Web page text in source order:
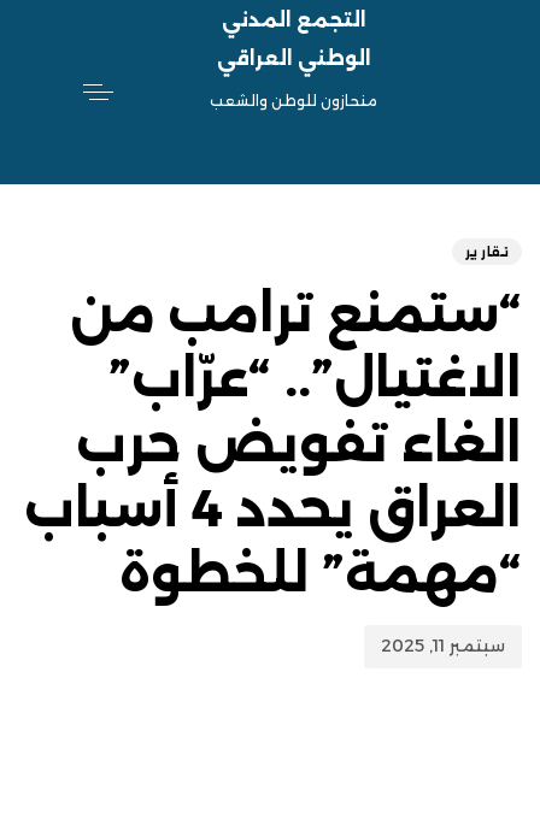
التجمع المدني
الوطني العراقي
منحازون للوطن والشعب
تقارير
“ستمنع ترامب من
الاغتيال”.. “عرّاب”
الغاء تفويض حرب
العراق يحدد 4 أسباب
“مهمة” للخطوة
سبتمبر 11, 2025